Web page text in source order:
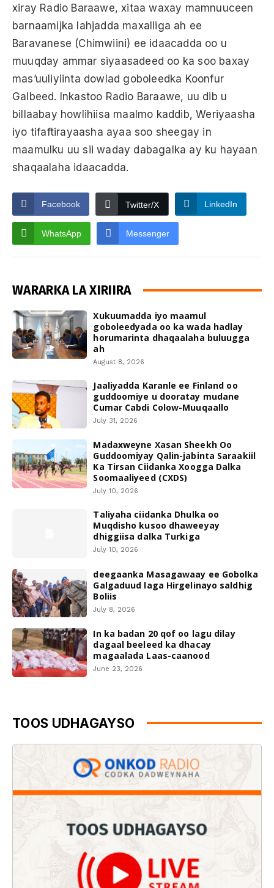
xiray Radio Baraawe, xitaa waxay mamnuuceen
barnaamijka lahjadda maxalliga ah ee
Baravanese (Chimwiini) ee idaacadda oo u
muuqday ammar siyaasadeed oo ka soo baxay
mas’uuliyiinta dowlad goboleedka Koonfur
Galbeed. Inkastoo Radio Baraawe, uu dib u
billaabay howlihiisa maalmo kaddib, Weriyaasha
iyo tifaftirayaasha ayaa soo sheegay in
maamulku uu sii waday dabagalka ay ku hayaan
shaqaalaha idaacadda.
Facebook Twitter/X LinkedIn
WhatsApp Messenger
WARARKA LA XIRIIRA
Xukuumadda iyo maamul
goboleedyada oo ka wada hadlay
horumarinta dhaqaalaha buluugga
ah
August 8, 2026
Jaaliyadda Karanle ee Finland oo
guddoomiye u dooratay mudane
Cumar Cabdi Colow-Muuqaallo
July 31, 2026
Madaxweyne Xasan Sheekh Oo
Guddoomiyay Qalin-jabinta Saraakiil
Ka Tirsan Ciidanka Xoogga Dalka
Soomaaliyeed (CXDS)
July 10, 2026
Taliyaha ciidanka Dhulka oo
Muqdisho kusoo dhaweeyay
dhiggiisa dalka Turkiga
July 10, 2026
deegaanka Masagawaay ee Gobolka
Galgaduud laga Hirgelinayo saldhig
Boliis
July 8, 2026
In ka badan 20 qof oo lagu dilay
dagaal beeleed ka dhacay
magaalada Laas-caanood
June 23, 2026
TOOS UDHAGAYSO